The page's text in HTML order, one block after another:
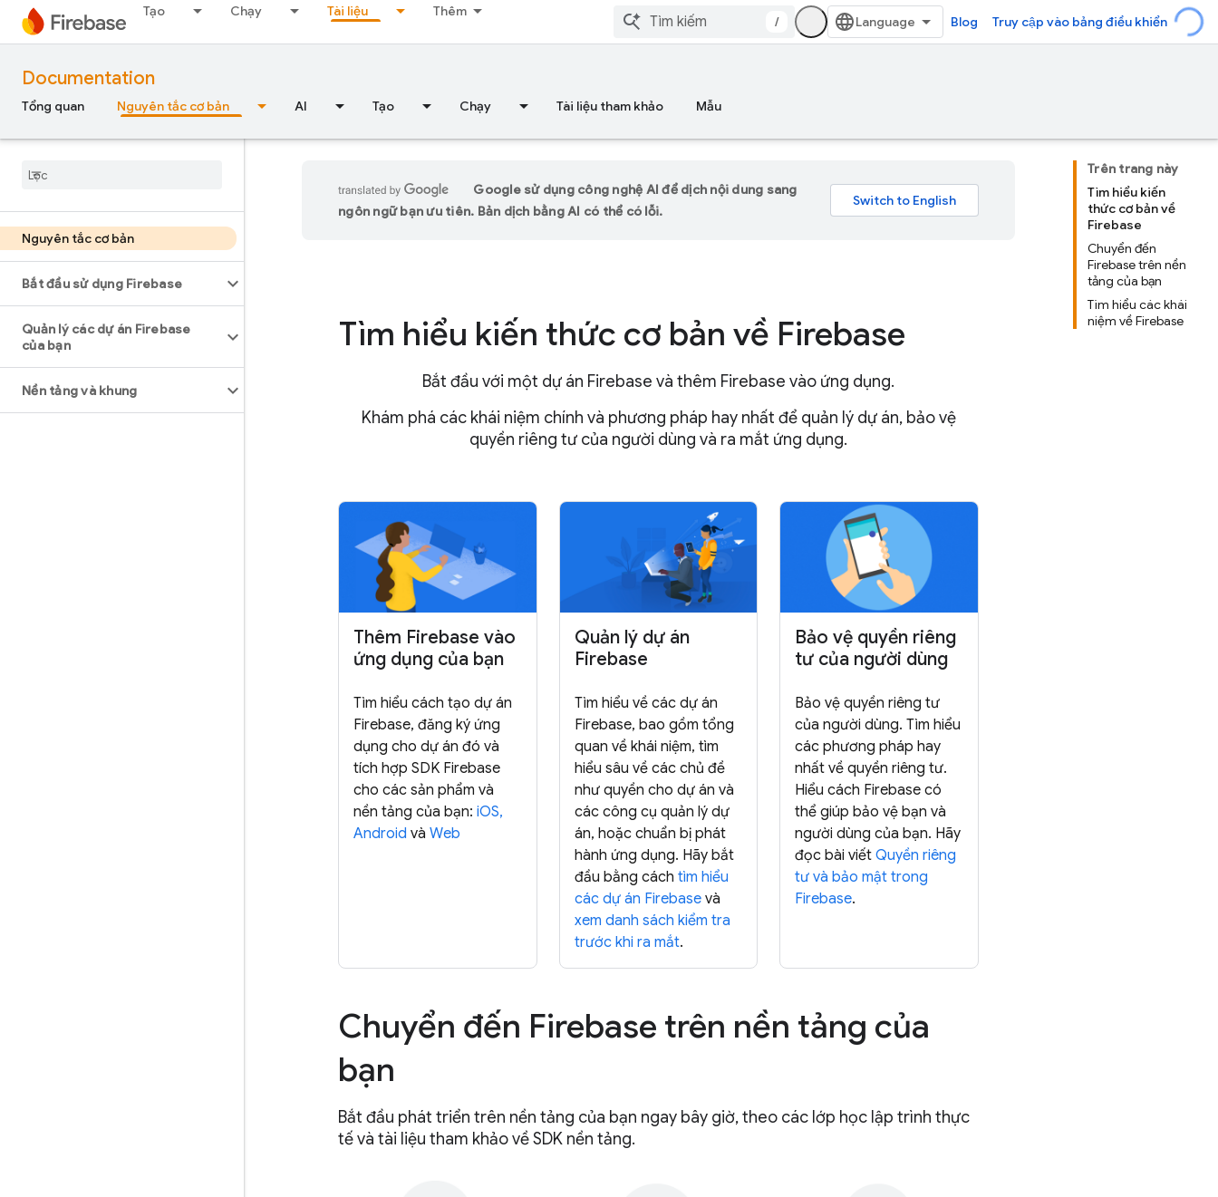
Tạo Chạy Tài liệu Thêm
/ Blog Truy cập vào bảng điều khiển
Documentation
Tổng quan Nguyên tắc cơ bản AI Tạo Chạy Tài liệu tham khảo Mẫu
Nguyên tắc cơ bản
Bắt đầu sử dụng Firebase
Quản lý các dự án Firebase
của bạn
Nền tảng và khung
Trên trang này
Tìm hiểu kiến
thức cơ bản về
Firebase
Chuyển đến
Firebase trên nền
tảng của bạn
Tìm hiểu các khái
niệm về Firebase
Google sử dụng công nghệ AI để dịch nội dung sang
ngôn ngữ bạn ưu tiên. Bản dịch bằng AI có thể có lỗi.
Tìm hiểu kiến thức cơ bản về Firebase
Bắt đầu với một dự án Firebase và thêm Firebase vào ứng dụng.
Khám phá các khái niệm chính và phương pháp hay nhất để quản lý dự án, bảo vệ
quyền riêng tư của người dùng và ra mắt ứng dụng.
Thêm Firebase vào
ứng dụng của bạn
Tìm hiểu cách tạo dự án
Firebase, đăng ký ứng
dụng cho dự án đó và
tích hợp SDK Firebase
cho các sản phẩm và
nền tảng của bạn: iOS,
Android và Web
Quản lý dự án
Firebase
Tìm hiểu về các dự án
Firebase, bao gồm tổng
quan về khái niệm, tìm
hiểu sâu về các chủ đề
như quyền cho dự án và
các công cụ quản lý dự
án, hoặc chuẩn bị phát
hành ứng dụng. Hãy bắt
đầu bằng cách tìm hiểu
các dự án Firebasevà
xem danh sách kiểm tra
trước khi ra mắt.
Bảo vệ quyền riêng
tư của người dùng
Bảo vệ quyền riêng tư
của người dùng. Tìm hiểu
các phương pháp hay
nhất về quyền riêng tư.
Hiểu cách Firebase có
thể giúp bảo vệ bạn và
người dùng của bạn. Hãy
đọc bài viếtQuyền riêng
tư và bảo mật trong
Firebase.
Chuyển đến Firebase trên nền tảng của
bạn
Bắt đầu phát triển trên nền tảng của bạn ngay bây giờ, theo các lớp học lập trình thực
tế và tài liệu tham khảo về SDK nền tảng.